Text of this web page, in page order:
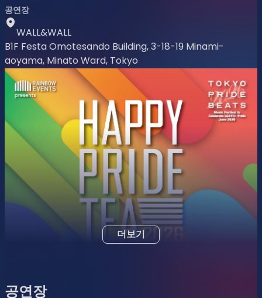
공연장
WALL&WALL
B1F Festa Omotesando Building, 3-18-19 Minami-
aoyama, Minato Ward, Tokyo
더보기
공연장